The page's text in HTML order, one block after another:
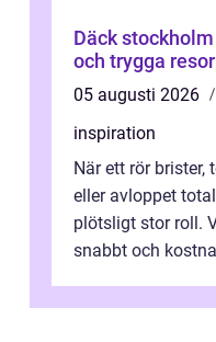
Däck stockholm smarta val för säkra
och trygga
05 augusti 2026
inspiration
När ett rör brister,
eller avloppet
plötsligt stor roll.
snabbt och